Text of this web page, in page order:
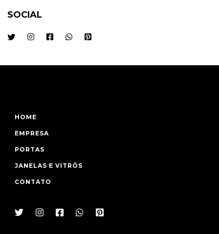
SOCIAL
HOME
EMPRESA
PORTAS
JANELAS E VITRÔS
CONTATO